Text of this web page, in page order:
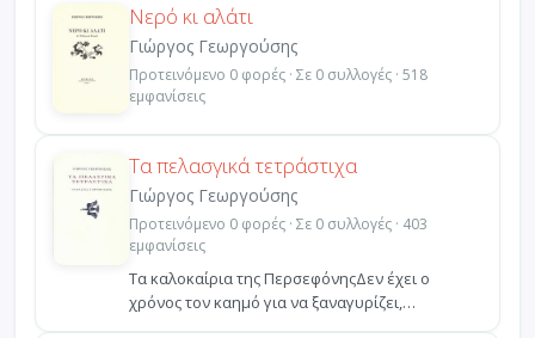
Νερό κι αλάτι
Γιώργος Γεωργούσης
Προτεινόμενο 0 φορές · Σε 0 συλλογές · 518
εμφανίσεις
Τα πελασγικά τετράστιχα
Γιώργος Γεωργούσης
Προτεινόμενο 0 φορές · Σε 0 συλλογές · 403
εμφανίσεις
Τα καλοκαίρια της ΠερσεφόνηςΔεν έχει ο
χρόνος τον καημό για να ξαναγυρίζει,